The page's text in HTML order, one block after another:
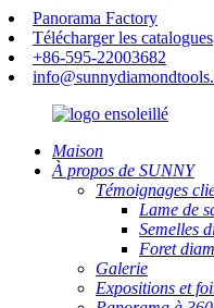
Panorama Factory
Télécharger les catalogues
+86-595-22003682
Maison
À propos de SUNNY
Témoignages
Lame de
Semelles
Foret
Galerie
Expositions et